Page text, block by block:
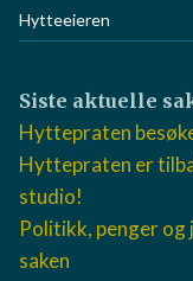
Hytteeieren
Siste aktuelle
Hyttepraten
Hyttepraten er
studio!
Politikk, penger og
saken